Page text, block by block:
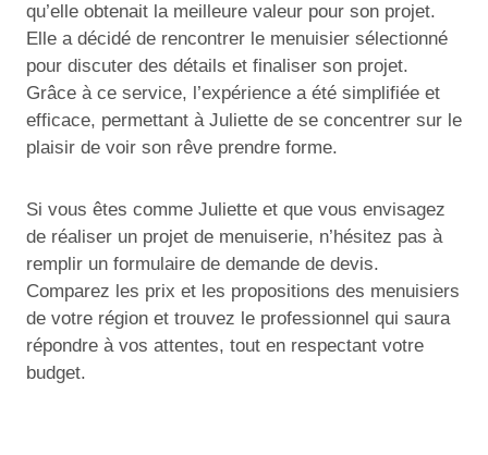
qu’elle obtenait la meilleure valeur pour son projet.
Elle a décidé de rencontrer le menuisier sélectionné
pour discuter des détails et finaliser son projet.
Grâce à ce service, l’expérience a été simplifiée et
efficace, permettant à Juliette de se concentrer sur le
plaisir de voir son rêve prendre forme.
Si vous êtes comme Juliette et que vous envisagez
de réaliser un projet de menuiserie, n’hésitez pas à
remplir un formulaire de demande de devis.
Comparez les prix et les propositions des menuisiers
de votre région et trouvez le professionnel qui saura
répondre à vos attentes, tout en respectant votre
budget.